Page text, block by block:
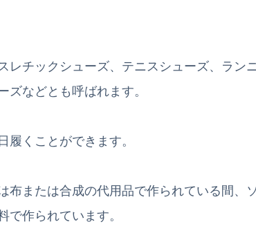
レチックシューズ、テニスシューズ、ラン
ズなどとも呼ばれます。
履くことができます。
布または合成の代用品で作られている間、
で作られています。